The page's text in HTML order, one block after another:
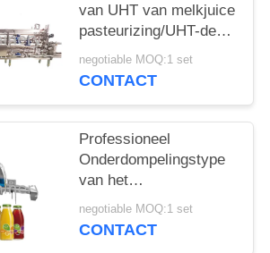
van UHT van melkjuice
pasteurizing/UHT-de
Installatie van de
Melkverwerking
negotiable MOQ:1 set
CONTACT
Professioneel
Onderdompelingstype
van het
Sterilisatorwater
Pasteuriserende en
negotiable MOQ:1 set
CONTACT